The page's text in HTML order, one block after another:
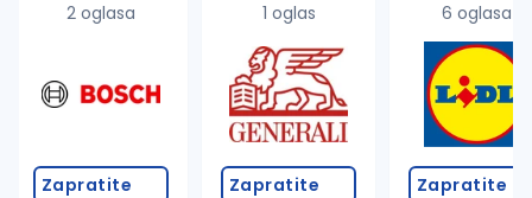
2 oglasa
Zapratite
1 oglas
Zapratite
6 oglasa
Zapratite